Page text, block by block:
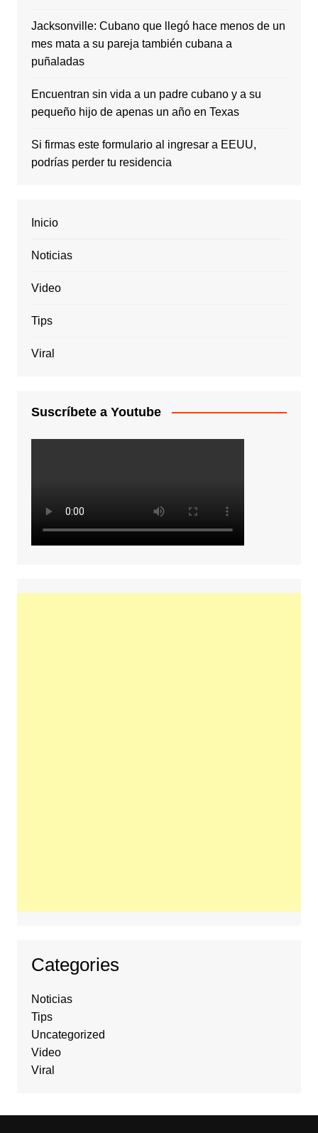
Jacksonville: Cubano que llegó hace menos de un
mes mata a su pareja también cubana a
puñaladas
Encuentran sin vida a un padre cubano y a su
pequeño hijo de apenas un año en Texas
Si firmas este formulario al ingresar a EEUU,
podrías perder tu residencia
Inicio
Noticias
Video
Tips
Viral
Suscríbete a Youtube
Categories
Noticias
Tips
Uncategorized
Video
Viral